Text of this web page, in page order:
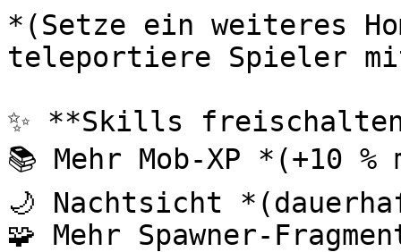
*(Setze ein weiteres
teleportiere Spieler
✨ **Skills
📚 Mehr Mob-XP *(+10
🌙 Nachtsicht
🧩 Mehr Spawner-